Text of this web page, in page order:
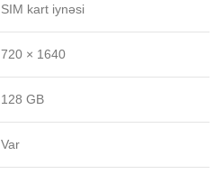
SIM kart iynəsi
720 × 1640
128 GB
Var